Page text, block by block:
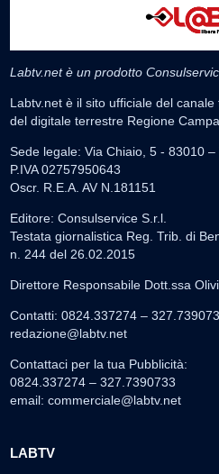
Labtv.net è un prodotto
Labtv.net è il sito ufficiale del
del digitale terrestre Regione
Sede legale: Via Chiaio, 5 - 83010 –
P.IVA 02757950643
Oscr. R.E.A. AV N.181151
Editore: Consulservice S.r.l.
Testata giornalistica Reg. Trib. di
n. 244 del 26.02.2015
Direttore Responsabile Dott.ssa
Contatti: 0824.337274 –
redazione@labtv.net
Contattaci per la tua Pubblicità:
0824.337274 – 327.7390733
email: commerciale@labtv.net
LABTV